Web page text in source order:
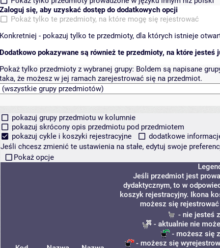
Zaloguj się, aby uzyskać dostęp do dodatkowych opcji
Pokaż tylko te przedmioty, na które mogę się rejestrować
Konkretniej - pokazuj tylko te przedmioty, dla których istnieje
Dodatkowo pokazywane są również te przedmioty, na które jesteś
Pokaż tylko przedmioty z wybranej grupy: Boldem są napisane
taka, że możesz w jej ramach zarejestrować się na przedmiot.
pokazuj grupy przedmiotu w kolumnie
pokazuj skrócony opis przedmiotu pod przedmiotem
pokazuj cykle i koszyki rejestracyjne
dodatkowe
Jeśli chcesz zmienić te ustawienia na stałe, edytuj swoje
Pokaż opcje
Jeśli przedmiot jest
dydaktycznym, to w
koszyk rejestracyjny. Ikona
możesz się
- nie jesteś
- aktualnie nie
- możesz się
- możesz się